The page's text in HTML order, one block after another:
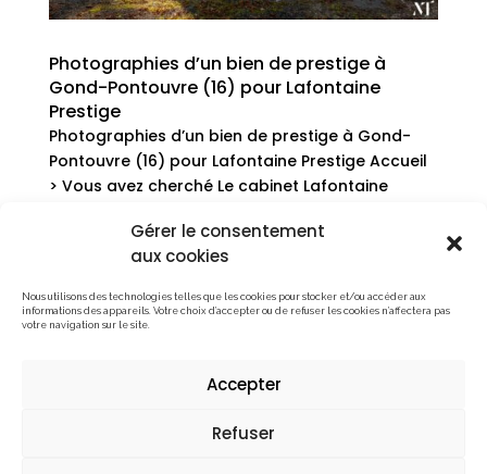
Gérer le consentement
aux cookies
Nous utilisons des technologies telles que les cookies pour stocker et/ou accéder aux
informations des appareils. Votre choix d’accepter ou de refuser les cookies n’affectera pas
votre navigation sur le site.
Accepter
Refuser
Photographies d’un bien de prestige à
Gond-Pontouvre (16) pour Lafontaine
Prestige
Photographies d’un bien de prestige à Gond-
Pontouvre (16) pour Lafontaine Prestige Accueil
> Vous avez cherché Le cabinet Lafontaine
réaliser des photographies dans le cadre d’un
mandat de vente d’un bien de prestige à...
« Entrées précédentes
Tous droits réservés © Maxime Tschanturia | © Max